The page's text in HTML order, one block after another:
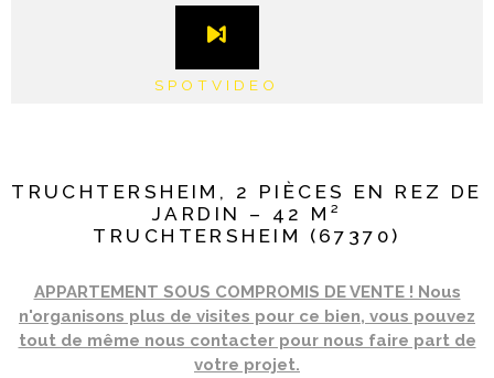
SPOTVIDEO
TRUCHTERSHEIM, 2 PIÈCES EN REZ DE
JARDIN – 42 M²
TRUCHTERSHEIM (67370)
APPARTEMENT SOUS COMPROMIS DE VENTE ! Nous
n'organisons plus de visites pour ce bien, vous pouvez
tout de même nous contacter pour nous faire part de
votre projet.